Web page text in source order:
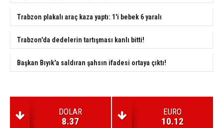
Trabzon plakalı araç kaza yaptı: 1'i bebek 6 yaralı
Trabzon'da dedelerin tartışması kanlı bitti!
Başkan Bıyık'a saldıran şahsın ifadesi ortaya çıktı!
DOLAR
8.37
EURO
10.12